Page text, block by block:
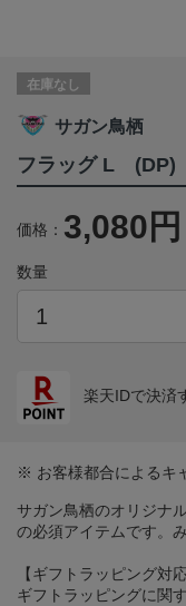
在庫なし
サガン鳥栖
フラッグ L (DP)
価格： 3,080円
数量
楽天IDで決済
※ お客様都合によるキ
サガン鳥栖のオリジナ
の必須アイテムです。
【ギフトラッピング対
ギフトラッピングに関